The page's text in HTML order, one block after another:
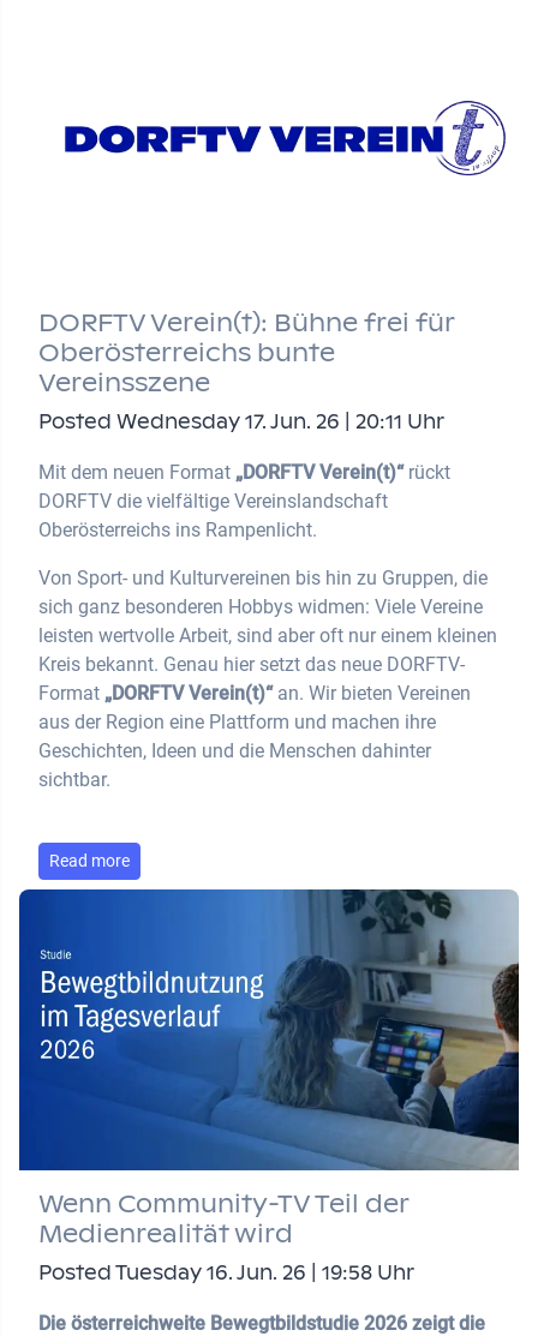
DORFTV Verein(t): Bühne frei für
Oberösterreichs bunte
Vereinsszene
Posted Wednesday 17. Jun. 26 | 20:11 Uhr
Mit dem neuen Format „DORFTV Verein(t)“rückt
DORFTV die vielfältige Vereinslandschaft
Oberösterreichs ins Rampenlicht.
Von Sport- und Kulturvereinen bis hin zu Gruppen, die
sich ganz besonderen Hobbys widmen: Viele Vereine
leisten wertvolle Arbeit, sind aber oft nur einem kleinen
Kreis bekannt. Genau hier setzt das neue DORFTV-
Format „DORFTV Verein(t)“an. Wir bieten Vereinen
aus der Region eine Plattform und machen ihre
Geschichten, Ideen und die Menschen dahinter
sichtbar.
Read more
Wenn Community-TV Teil der
Medienrealität wird
Posted Tuesday 16. Jun. 26 | 19:58 Uhr
Die österreichweite Bewegtbildstudie 2026 zeigt die